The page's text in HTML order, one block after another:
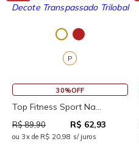
P
30%OFF
Top Fitness Sport Na...
R$ 89,90 R$ 62,93
ou 3x de R$ 20,98 s/ juros